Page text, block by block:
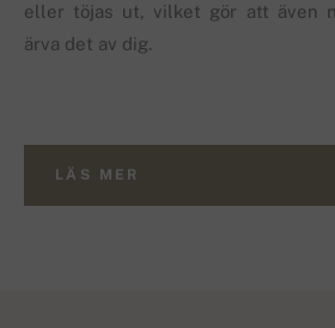
eller töjas ut, vilket gör att även
ärva det av dig.
LÄS MER